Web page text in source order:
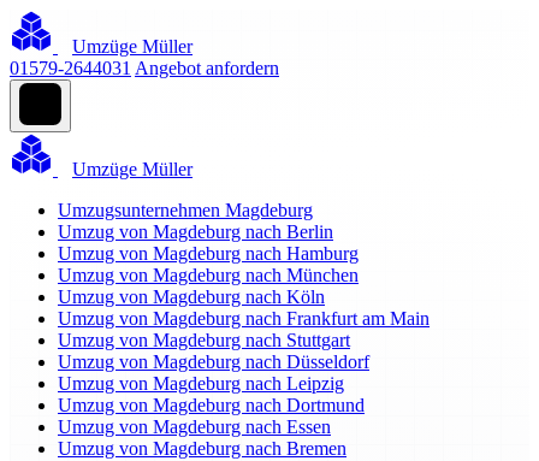
Umzüge Müller
01579-2644031 Angebot anfordern
Umzüge Müller
Umzugsunternehmen Magdeburg
Umzug von Magdeburg nach Berlin
Umzug von Magdeburg nach Hamburg
Umzug von Magdeburg nach München
Umzug von Magdeburg nach Köln
Umzug von Magdeburg nach Frankfurt am Main
Umzug von Magdeburg nach Stuttgart
Umzug von Magdeburg nach Düsseldorf
Umzug von Magdeburg nach Leipzig
Umzug von Magdeburg nach Dortmund
Umzug von Magdeburg nach Essen
Umzug von Magdeburg nach Bremen